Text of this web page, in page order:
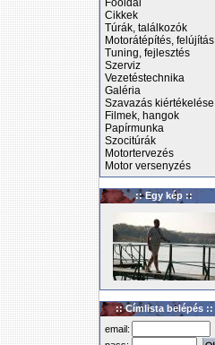
Főoldal
Cikkek
Túrák, találkozók
Motorátépítés, felújítás
Tuning, fejlesztés
Szerviz
Vezetéstechnika
Galéria
Szavazás kiértékelése
Filmek, hangok
Papírmunka
Szocitúrák
Motortervezés
Motor versenyzés
:: Egy kép ::
:: Címlista belépés ::
email: